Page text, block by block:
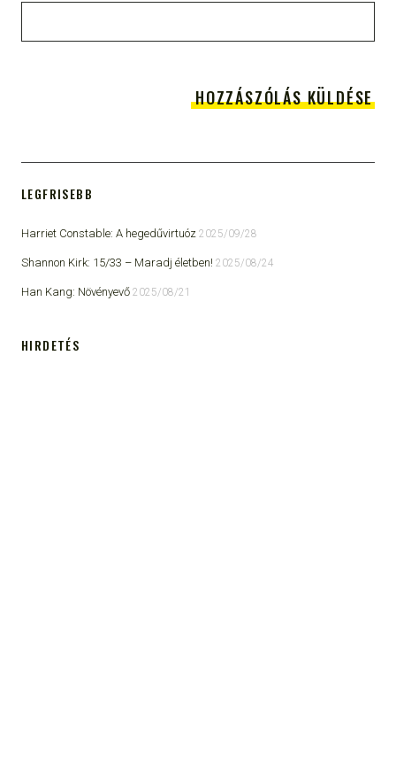
LEGFRISEBB
Harriet Constable: A hegedűvirtuóz 2025/09/28
Shannon Kirk: 15/33 ​– Maradj életben! 2025/08/24
Han Kang: Növényevő 2025/08/21
HIRDETÉS